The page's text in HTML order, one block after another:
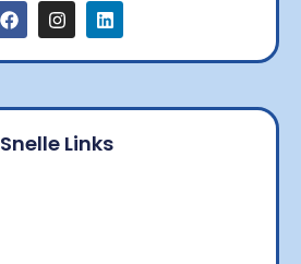
Snelle Links